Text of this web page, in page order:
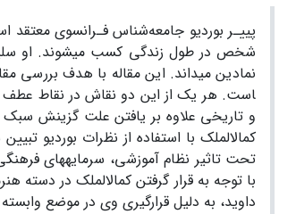
پی­یـر بوردیو جامعه‌شناس فـرانسوی معتقد
شخص در طول زندگی کسب می­شوند. او
است. هر یک از این دو نقاش در نقاط عطف
و تاریخی علاوه بر یافتن علت گزینش
کمال­الملک با استفاده از نظرات بوردیو
تحت تاثیر نظام آموزشی، سرمایه­های
با توجه به قرار گرفتن کمال­الملک در دسته
داوید، به دلیل قرار­گیری وی در موضع